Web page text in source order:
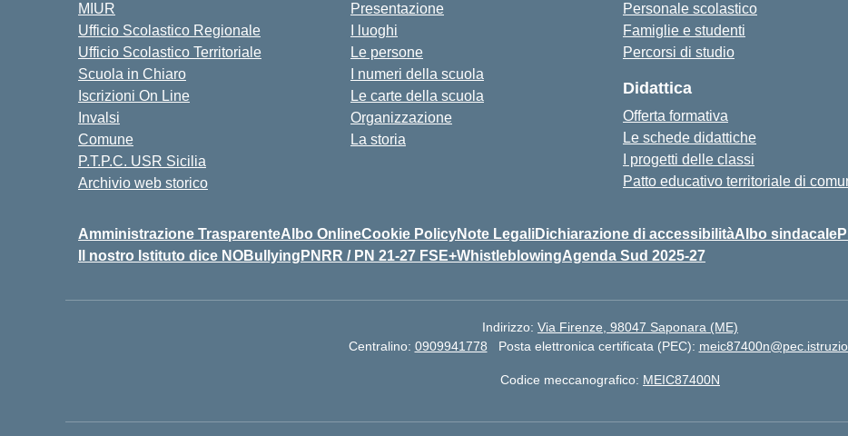
MIUR
Ufficio Scolastico Regionale
Ufficio Scolastico Territoriale
Scuola in Chiaro
Iscrizioni On Line
Invalsi
Comune
P.T.P.C. USR Sicilia
Archivio web storico
Presentazione
I luoghi
Le persone
I numeri della scuola
Le carte della scuola
Organizzazione
La storia
Personale scolastico
Famiglie e studenti
Percorsi di studio
Didattica
Offerta formativa
Le schede didattiche
I progetti delle classi
Patto educativo territoriale di
Amministrazione TrasparenteAlbo OnlineCookie PolicyNote LegaliDichiarazione di accessibilitàAlbo sindacale
Il nostro Istituto dice NOBullying PNRR / PN 21-27 FSE+WhistleblowingAgenda Sud 2025-27
Indirizzo: Via Firenze, 98047 Saponara (ME)
Centralino: 0909941778 Posta elettronica certificata (PEC):
Codice meccanografico: MEIC87400N